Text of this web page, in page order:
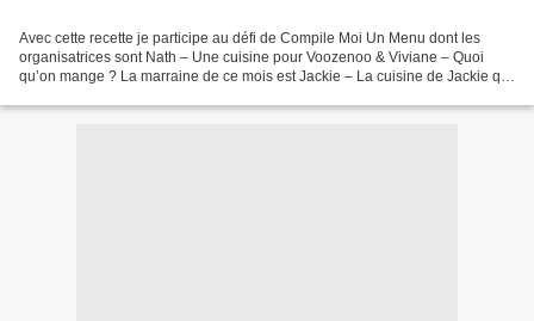
Avec cette recette je participe au défi de Compile Moi Un Menu dont les
organisatrices sont Nath – Une cuisine pour Voozenoo & Viviane – Quoi
qu’on mange ? La marraine de ce mois est Jackie – La cuisine de Jackie qui